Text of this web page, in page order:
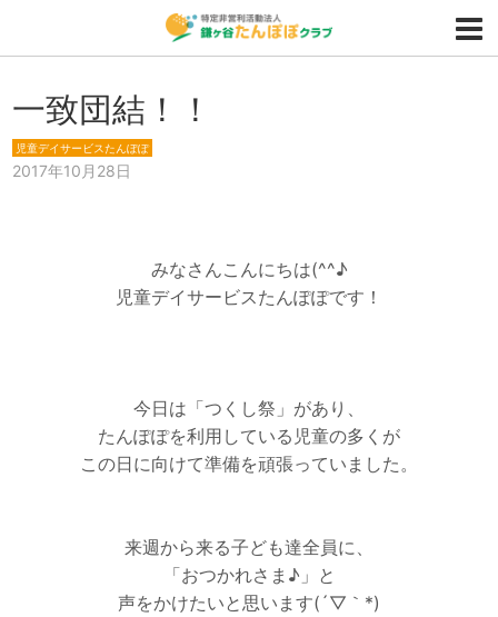
一致団結！！
児童デイサービスたんぽぽ
2017年10月28日
みなさんこんにちは(^^♪
児童デイサービスたんぽぽです！
今日は「つくし祭」があり、
たんぽぽを利用している児童の多くが
この日に向けて準備を頑張っていました。
来週から来る子ども達全員に、
「おつかれさま♪」と
声をかけたいと思います(´▽｀*)